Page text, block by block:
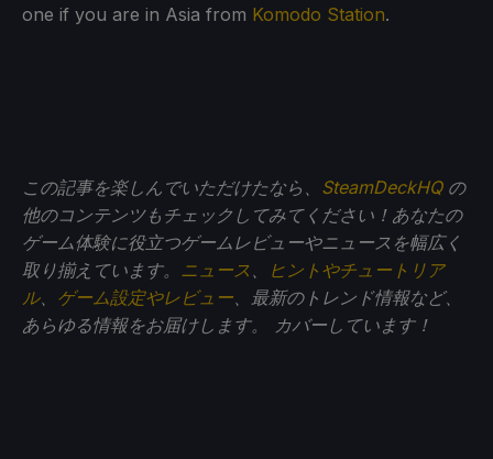
one if you are in Asia from Komodo Station.
この記事を楽しんでいただけたなら、 SteamDeckHQの
他のコンテンツもチェックしてみてください！あなたの
ゲーム体験に役立つゲームレビューやニュースを幅広く
取り揃えています。 ニュース 、
ヒントやチュートリア
ル、 ゲーム設定やレビュー、最新のトレンド情報など、
あらゆる情報をお届けします。
カバーしています！